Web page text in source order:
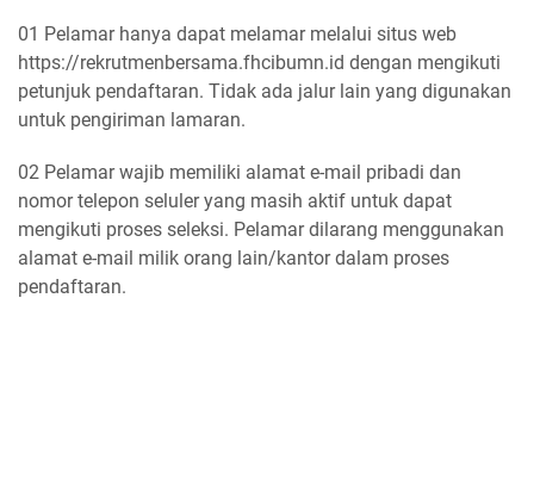
01 Pelamar hanya dapat melamar melalui situs web
https://rekrutmenbersama.fhcibumn.id dengan mengikuti
petunjuk pendaftaran. Tidak ada jalur lain yang digunakan
untuk pengiriman lamaran.
02 Pelamar wajib memiliki alamat e-mail pribadi dan
nomor telepon seluler yang masih aktif untuk dapat
mengikuti proses seleksi. Pelamar dilarang menggunakan
alamat e-mail milik orang lain/kantor dalam proses
pendaftaran.